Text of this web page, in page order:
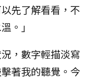
先了解看看，不
。」
，數字輕描淡寫
著我的聽覺。今